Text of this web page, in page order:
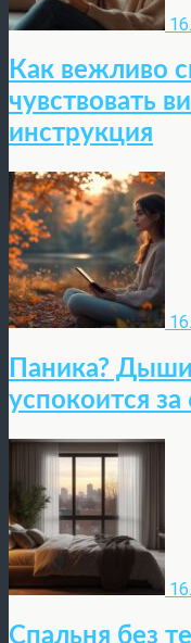
Как вежливо
чувствовать
инструкция
Паника?
успокоится
Спальня без